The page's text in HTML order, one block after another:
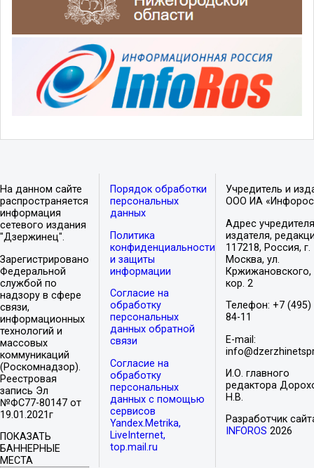
На данном сайте
распространяется
информация
сетевого издания
"Дзержинец".
Зарегистрировано
Федеральной
службой по
надзору в сфере
связи,
информационных
технологий и
массовых
коммуникаций
(Роскомнадзор).
Реестровая
запись Эл
№ФС77-80147 от
19.01.2021г
ПОКАЗАТЬ
БАННЕРНЫЕ
МЕСТА
Порядок обработки
персональных
данных
Политика
конфиденциальности
и защиты
информации
Согласие на
обработку
персональных
данных обратной
связи
Согласие на
обработку
персональных
данных с помощью
сервисов
Yandex.Metrika,
LiveInternet,
top.mail.ru
Учредитель и
ООО ИА
Адрес
издателя,
117218, Россия, г.
Москва, ул.
Кржижановского,
кор. 2
Телефон: +7 (495)
84-11
E-mail:
И.О. главного
редактора
Н.В.
Разработчик
INFOROS 2026